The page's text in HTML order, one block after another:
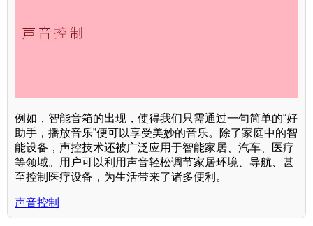
例如，智能音箱的出现，使得我们只需通过一句简单的“好
助手，播放音乐”便可以享受美妙的音乐。除了家庭中的智
能设备，声控技术还被广泛应用于智能家居、汽车、医疗
等领域。用户可以利用声音轻松调节家居环境、导航、甚
至控制医疗设备，为生活带来了诸多便利。
声音控制